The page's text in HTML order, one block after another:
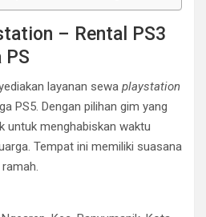
– Rental PS3
PS
layanan sewa playstation
PS5. Dengan pilihan gim yang
untuk menghabiskan waktu
Tempat ini memiliki suasana